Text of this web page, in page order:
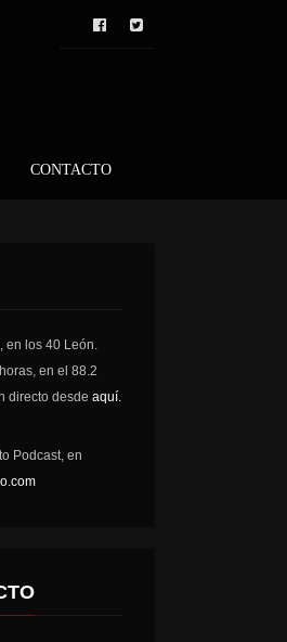
CONTACTO
en los 40 León.
en el 88.2
directo desdeaquí.
Podcast, en